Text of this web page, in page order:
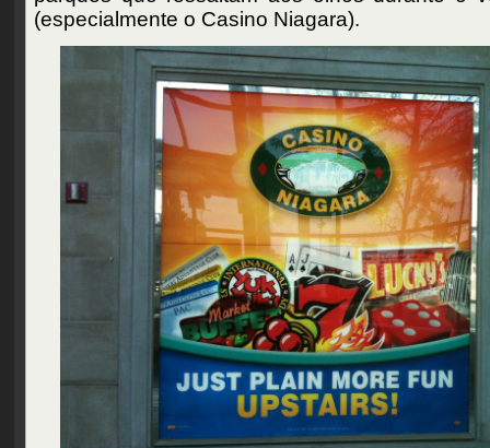
(especialmente o Casino Niagara).